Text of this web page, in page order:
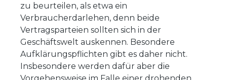
zu beurteilen, als etwa ein
Verbraucherdarlehen, denn beide
Vertragsparteien sollten sich in der
Geschäftswelt auskennen. Besondere
Aufklärungspflichten gibt es daher nicht.
Insbesondere werden dafür aber die